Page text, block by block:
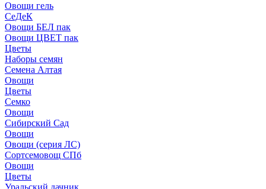
Овощи гель
СеДеК
Овощи БЕЛ пак
Овощи ЦВЕТ пак
Цветы
Наборы семян
Семена Алтая
Овощи
Цветы
Семко
Овощи
Сибирский Сад
Овощи
Овощи (серия ЛС)
Сортсемовощ СПб
Овощи
Цветы
Уральский дачник